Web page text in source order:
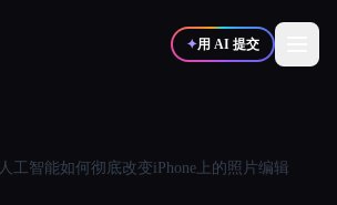
✦用 AI 提交
🎨设计师
人工智能如何彻底改变iPhone上的照片编辑